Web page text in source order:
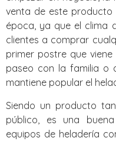
venta de este producto
época, ya que el clima
clientes a comprar
primer postre que
paseo con la familia o
mantiene popular el
Siendo un producto
público, es una
equipos de heladería